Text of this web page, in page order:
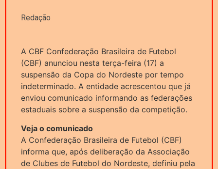
Redação
A CBF Confederação Brasileira de Futebol
(CBF) anunciou nesta terça-feira (17) a
suspensão da Copa do Nordeste por tempo
indeterminado. A entidade acrescentou que já
enviou comunicado informando as federações
estaduais sobre a suspensão da competição.
Veja o comunicado
A Confederação Brasileira de Futebol (CBF)
informa que, após deliberação da Associação
de Clubes de Futebol do Nordeste, definiu pela